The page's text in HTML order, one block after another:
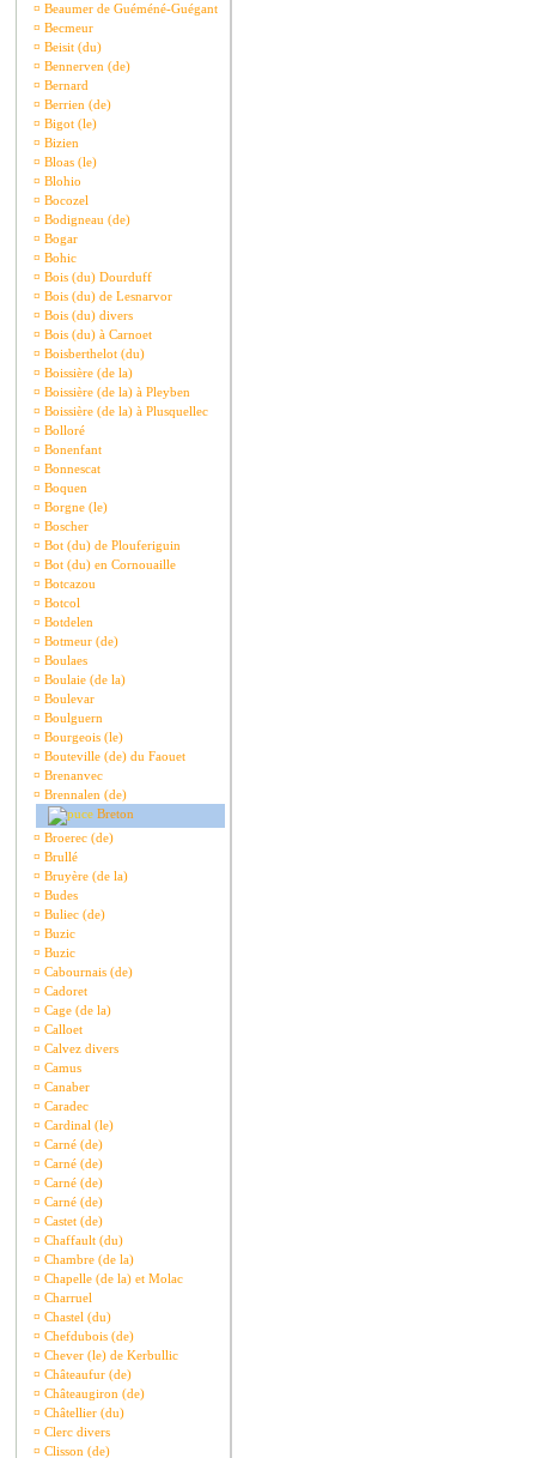
¤ Beaumer de Guéméné-Guégant
¤ Becmeur
¤ Beisit (du)
¤ Bennerven (de)
¤ Bernard
¤ Berrien (de)
¤ Bigot (le)
¤ Bizien
¤ Bloas (le)
¤ Blohio
¤ Bocozel
¤ Bodigneau (de)
¤ Bogar
¤ Bohic
¤ Bois (du) Dourduff
¤ Bois (du) de Lesnarvor
¤ Bois (du) divers
¤ Bois (du) à Carnoet
¤ Boisberthelot (du)
¤ Boissière (de la)
¤ Boissière (de la) à Pleyben
¤ Boissière (de la) à Plusquellec
¤ Bolloré
¤ Bonenfant
¤ Bonnescat
¤ Boquen
¤ Borgne (le)
¤ Boscher
¤ Bot (du) de Plouferiguin
¤ Bot (du) en Cornouaille
¤ Botcazou
¤ Botcol
¤ Botdelen
¤ Botmeur (de)
¤ Boulaes
¤ Boulaie (de la)
¤ Boulevar
¤ Boulguern
¤ Bourgeois (le)
¤ Bouteville (de) du Faouet
¤ Brenanvec
¤ Brennalen (de)
Breton
¤ Broerec (de)
¤ Brullé
¤ Bruyère (de la)
¤ Budes
¤ Buliec (de)
¤ Buzic
¤ Buzic
¤ Cabournais (de)
¤ Cadoret
¤ Cage (de la)
¤ Calloet
¤ Calvez divers
¤ Camus
¤ Canaber
¤ Caradec
¤ Cardinal (le)
¤ Carné (de)
¤ Carné (de)
¤ Carné (de)
¤ Carné (de)
¤ Castet (de)
¤ Chaffault (du)
¤ Chambre (de la)
¤ Chapelle (de la) et Molac
¤ Charruel
¤ Chastel (du)
¤ Chefdubois (de)
¤ Chever (le) de Kerbullic
¤ Châteaufur (de)
¤ Châteaugiron (de)
¤ Châtellier (du)
¤ Clerc divers
¤ Clisson (de)